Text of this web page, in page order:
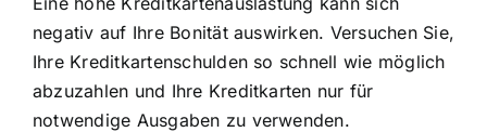
negativ auf Ihre Bonität auswirken. Versuchen Sie,
Ihre Kreditkartenschulden so schnell wie möglich
abzuzahlen und Ihre Kreditkarten nur für
notwendige Ausgaben zu verwenden.